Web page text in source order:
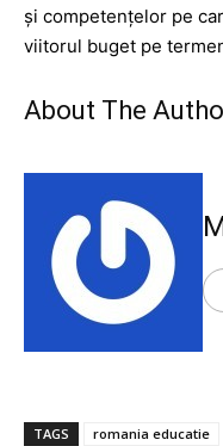
şi competenţelor pe
viitorul buget pe
About The
TAGS romania educatie